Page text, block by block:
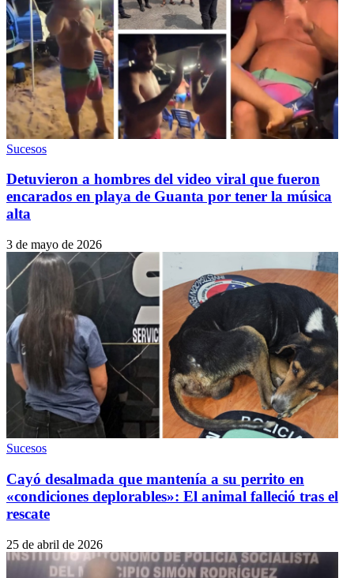
Sucesos
Detuvieron a hombres del video viral que fueron
encarados en playa de Guanta por tener la música
alta
3 de mayo de 2026
Sucesos
Cayó desalmada que mantenía a su perrito en
«condiciones deplorables»: El animal falleció tras el
rescate
25 de abril de 2026